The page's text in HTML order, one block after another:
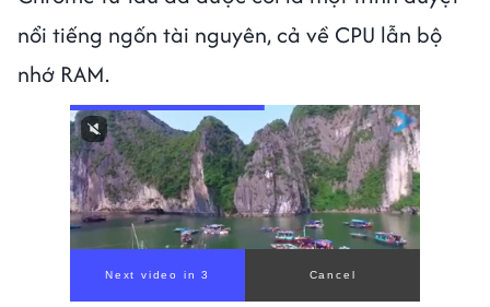
nổi tiếng ngốn tài nguyên, cả về CPU lẫn bộ
nhớ RAM.
Next video in 1 Cancel